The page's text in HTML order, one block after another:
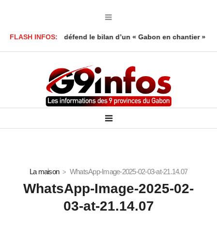
FLASH INFOS:
Foumboula défend le bilan d’un « Gabon en chantier »
La maison WhatsApp-Image-2025-02-03-at-21.14.07
WhatsApp-Image-2025-02-
03-at-21.14.07